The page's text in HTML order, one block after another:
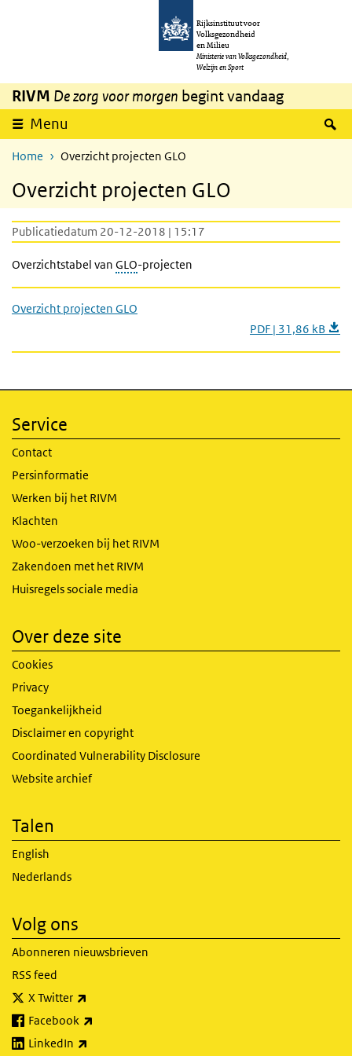
Overslaan en naar de inhoud gaan
Rijksinstituut voor
Volksgezondheid
en Milieu
Ministerie van Volksgezondheid,
Welzijn en Sport
RIVM De zorg voor morgen begint vandaag
Menu
Home Overzicht projecten GLO
Overzicht projecten GLO
Publicatiedatum 20-12-2018 | 15:17
Overzichtstabel van GLO-projecten
Overzicht projecten GLO
PDF | 31,86 kB
Service
Contact
Persinformatie
Werken bij het RIVM
Klachten
Woo-verzoeken bij het RIVM
Zakendoen met het RIVM
Huisregels sociale media
Over deze site
Cookies
Privacy
Toegankelijkheid
Disclaimer en copyright
Coordinated Vulnerability Disclosure
Website archief
Talen
English
Nederlands
Volg ons
Abonneren nieuwsbrieven
RSS feed
X Twitter
Facebook
LinkedIn